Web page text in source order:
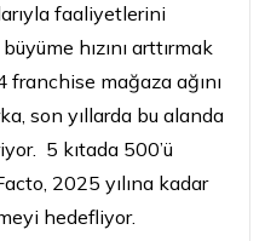
faaliyetlerini
hızını arttırmak
mağaza ağını
son yıllarda bu alanda
5 kıtada 500’ü
2025 yılına kadar
hedefliyor.